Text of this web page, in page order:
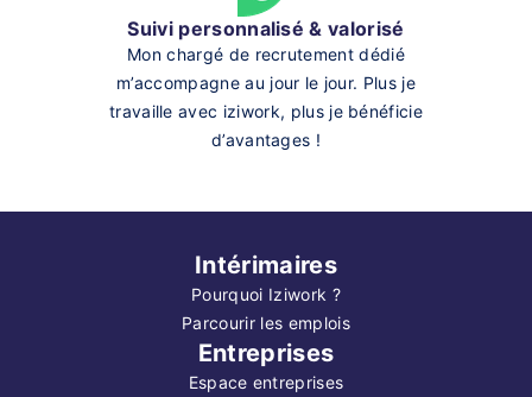
Suivi personnalisé & valorisé
Mon chargé de recrutement dédié
m’accompagne au jour le jour. Plus je
travaille avec iziwork, plus je bénéficie
d’avantages !
Intérimaires
Pourquoi Iziwork ?
Parcourir les emplois
Entreprises
Espace entreprises